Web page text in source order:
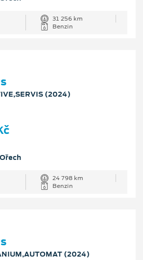
31 256 km
Benzin
(2024)
24 798 km
Benzin
(2024)